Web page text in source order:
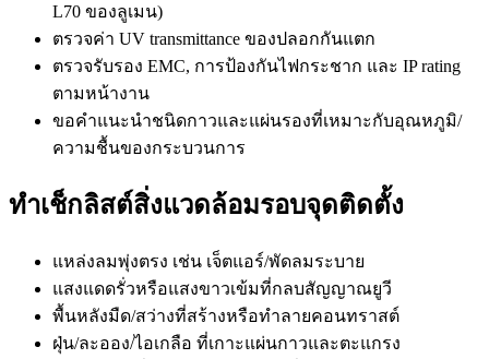
L70 ของลูเมน)
ตรวจค่า UV transmittance ของปลอกกันแตก
ตรวจรับรอง EMC, การป้องกันไฟกระชาก และ IP rating
ตามหน้างาน
ขอคำแนะนำชนิดกาวและแผ่นรองที่เหมาะกับอุณหภูมิ/
ความชื้นของกระบวนการ
ทำเช็กลิสต์สิ่งแวดล้อมรอบจุดติดตั้ง
แหล่งลมพุ่งตรง เช่น เจ็ตแอร์/พัดลมระบาย
แสงแดดรั่วหรือแสงขาวเข้มที่กลบสัญญาณยูวี
พื้นหลังมืด/สว่างที่สร้างหรือทำลายคอนทราสต์
ฝุ่น/ละออง/ไอเกลือ ที่เกาะแผ่นกาวและตะแกรง